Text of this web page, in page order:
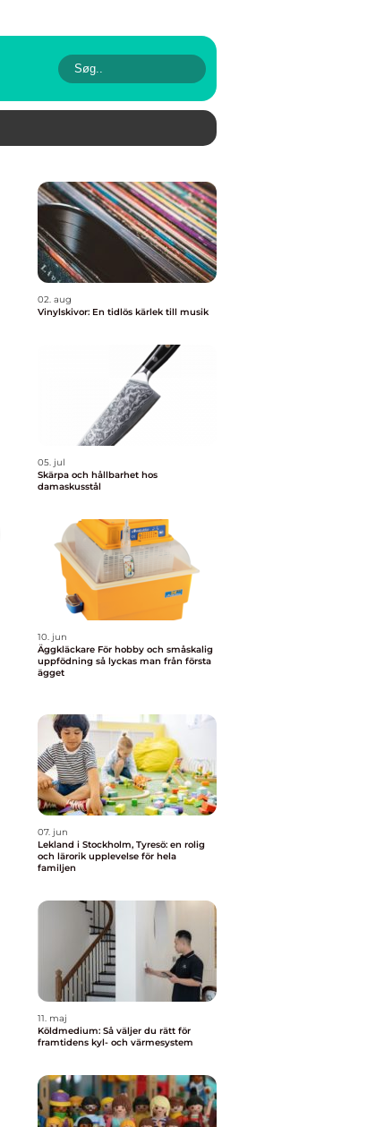
02. aug
Vinylskivor: En tidlös kärlek till musik
05. jul
Skärpa och hållbarhet hos
damaskusstål
10. jun
Äggkläckare För hobby och småskalig
uppfödning så lyckas man från första
ägget
07. jun
Lekland i Stockholm, Tyresö: en rolig
och lärorik upplevelse för hela
familjen
11. maj
Köldmedium: Så väljer du rätt för
framtidens kyl- och värmesystem